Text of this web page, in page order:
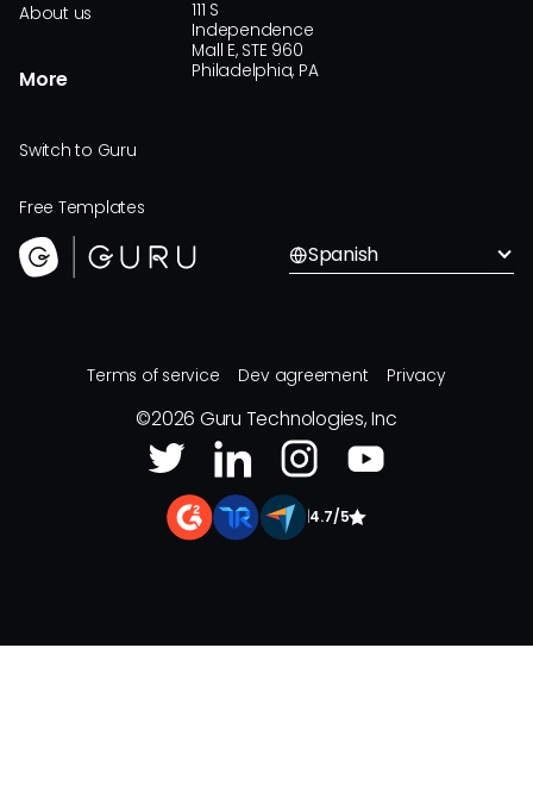
About us
More
Switch to Guru
Free Templates
111 S
Independence
Mall E, STE 960
Philadelphia, PA
Spanish
Terms of service Dev agreement Privacy
©2026 Guru Technologies, Inc
4.7/5